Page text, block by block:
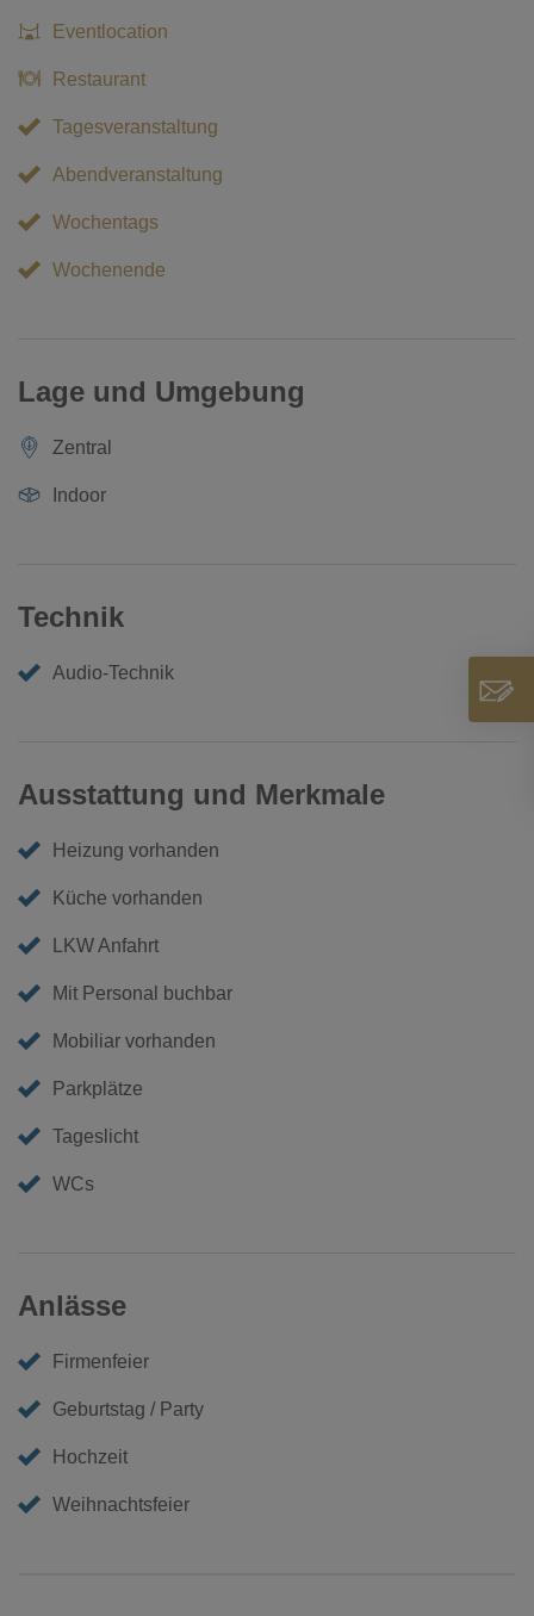
Eventlocation
Restaurant
Tagesveranstaltung
Abendveranstaltung
Wochentags
Wochenende
Lage und Umgebung
Zentral
Indoor
Technik
Audio-Technik
Ausstattung und Merkmale
Heizung vorhanden
Küche vorhanden
LKW Anfahrt
Mit Personal buchbar
Mobiliar vorhanden
Parkplätze
Tageslicht
WCs
Anlässe
Firmenfeier
Geburtstag / Party
Hochzeit
Weihnachtsfeier